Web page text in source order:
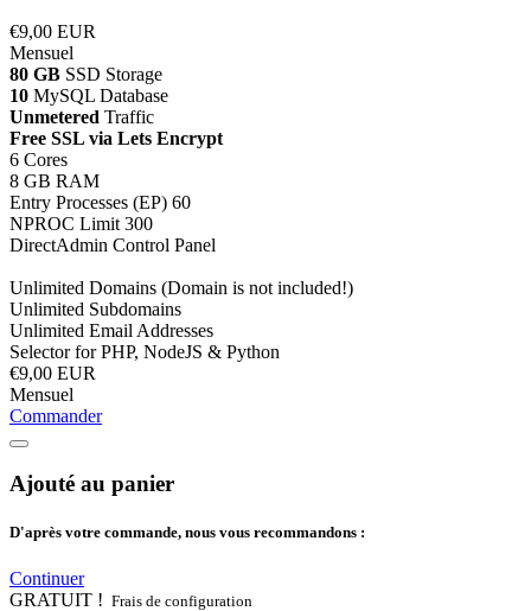
€9,00 EUR
Mensuel
80 GB SSD Storage
10 MySQL Database
Unmetered Traffic
Free SSL via Lets Encrypt
6 Cores
8 GB RAM
Entry Processes (EP) 60
NPROC Limit 300
DirectAdmin Control Panel
Unlimited Domains (Domain is not included!)
Unlimited Subdomains
Unlimited Email Addresses
Selector for PHP, NodeJS & Python
€9,00 EUR
Mensuel
Commander
Ajouté au panier
D'après votre commande, nous vous recommandons :
Continuer
GRATUIT ! Frais de configuration